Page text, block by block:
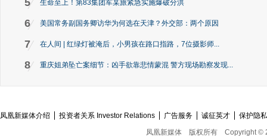
5 生命至上！第83集团军某旅紧急实施爆破分洪
6 美国常务副国务卿访华为何选在天津？外交部：两个原因
7 在人间 | 红绿灯被淹后，小男孩在路口指路，7位摄影师...
8 重庆姐弟坠亡案细节：凶手欲靠悲情蒙混 警方现场勘察发现...
凤凰新媒体介绍 投资者关系 Investor Relations 广告服务 诚征英才
保护隐
凤凰新媒体
版权所有 Copyright ©